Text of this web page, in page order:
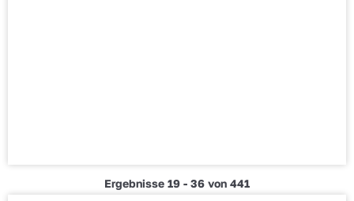
Ergebnisse 19 - 36 von 441